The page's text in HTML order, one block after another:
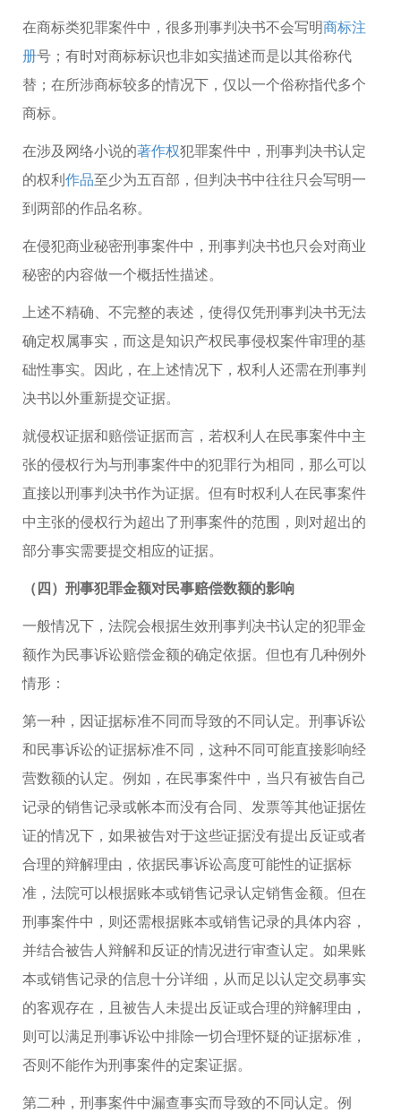
在商标类犯罪案件中，很多刑事判决书不会写明商标注
册号；有时对商标标识也非如实描述而是以其俗称代
替；在所涉商标较多的情况下，仅以一个俗称指代多个
商标。
在涉及网络小说的著作权犯罪案件中，刑事判决书认定
的权利作品至少为五百部，但判决书中往往只会写明一
到两部的作品名称。
在侵犯商业秘密刑事案件中，刑事判决书也只会对商业
秘密的内容做一个概括性描述。
上述不精确、不完整的表述，使得仅凭刑事判决书无法
确定权属事实，而这是知识产权民事侵权案件审理的基
础性事实。因此，在上述情况下，权利人还需在刑事判
决书以外重新提交证据。
就侵权证据和赔偿证据而言，若权利人在民事案件中主
张的侵权行为与刑事案件中的犯罪行为相同，那么可以
直接以刑事判决书作为证据。但有时权利人在民事案件
中主张的侵权行为超出了刑事案件的范围，则对超出的
部分事实需要提交相应的证据。
（四）刑事犯罪金额对民事赔偿数额的影响
一般情况下，法院会根据生效刑事判决书认定的犯罪金
额作为民事诉讼赔偿金额的确定依据。但也有几种例外
情形：
第一种，因证据标准不同而导致的不同认定。刑事诉讼
和民事诉讼的证据标准不同，这种不同可能直接影响经
营数额的认定。例如，在民事案件中，当只有被告自己
记录的销售记录或帐本而没有合同、发票等其他证据佐
证的情况下，如果被告对于这些证据没有提出反证或者
合理的辩解理由，依据民事诉讼高度可能性的证据标
准，法院可以根据账本或销售记录认定销售金额。但在
刑事案件中，则还需根据账本或销售记录的具体内容，
并结合被告人辩解和反证的情况进行审查认定。如果账
本或销售记录的信息十分详细，从而足以认定交易事实
的客观存在，且被告人未提出反证或合理的辩解理由，
则可以满足刑事诉讼中排除一切合理怀疑的证据标准，
否则不能作为刑事案件的定案证据。
第二种，刑事案件中漏查事实而导致的不同认定。例